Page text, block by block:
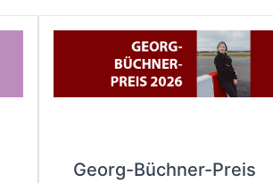
Georg-Büchner-Preis